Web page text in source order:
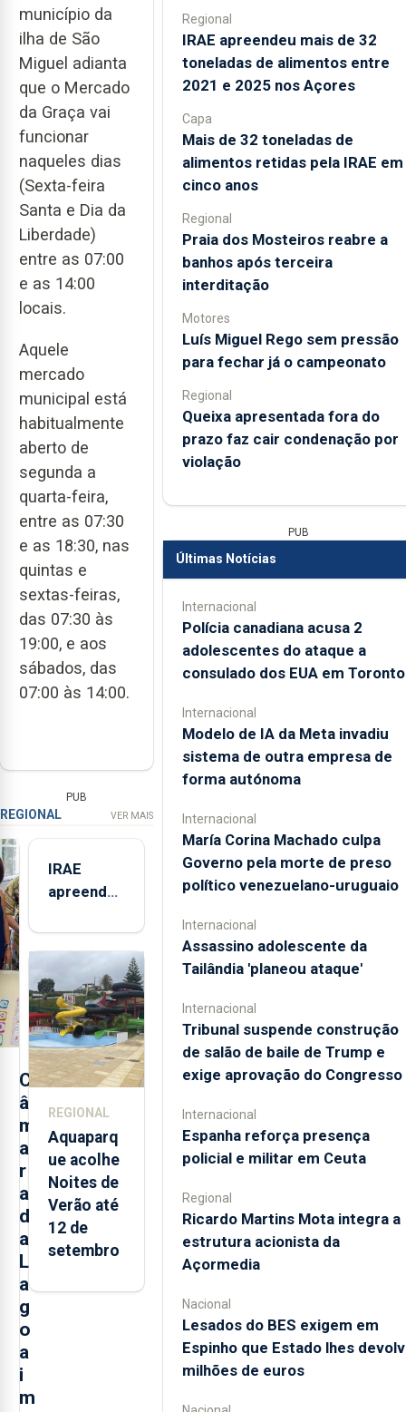
município da
ilha de São
Miguel adianta
que o Mercado
da Graça vai
funcionar
naqueles dias
(Sexta-feira
Santa e Dia da
Liberdade)
entre as 07:00
e as 14:00
locais.
Aquele
mercado
municipal está
habitualmente
aberto de
segunda a
quarta-feira,
entre as 07:30
e as 18:30, nas
quintas e
sextas-feiras,
das 07:30 às
19:00, e aos
sábados, das
07:00 às 14:00.
PUB
REGIONAL VER MAIS
C
â
m
a
r
a
d
a
L
a
g
o
a
i
m
IRAE
apreendeu
toneladas
de
alimentos
entre
2021 e
2025 nos
Açores
REGIONAL
Aquaparq
ue acolhe
Noites de
Verão até
12 de
setembro
Regional
IRAE apreendeu mais de 32
toneladas de alimentos entre
2021 e 2025 nos Açores
Capa
Mais de 32 toneladas de
alimentos retidas pela IRAE em
cinco anos
Regional
Praia dos Mosteiros reabre a
banhos após terceira
interditação
Motores
Luís Miguel Rego sem pressão
para fechar já o campeonato
Regional
Queixa apresentada fora do
prazo faz cair condenação por
violação
PUB
Últimas Notícias
Internacional
Polícia canadiana acusa 2
adolescentes do ataque a
consulado dos EUA em Toronto
Internacional
Modelo de IA da Meta invadiu
sistema de outra empresa de
forma autónoma
Internacional
María Corina Machado culpa
Governo pela morte de preso
político venezuelano-uruguaio
Internacional
Assassino adolescente da
Tailândia 'planeou ataque'
Internacional
Tribunal suspende construção
de salão de baile de Trump e
exige aprovação do Congresso
Internacional
Espanha reforça presença
policial e militar em Ceuta
Regional
Ricardo Martins Mota integra a
estrutura acionista da
Açormedia
Nacional
Lesados do BES exigem em
Espinho que Estado lhes
milhões de euros